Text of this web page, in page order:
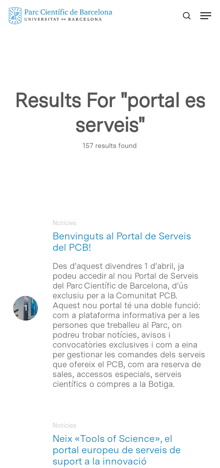
Skip
Results For "portal es
serveis"
157 results found
Benvinguts al Portal de Serveis
del PCB!
Notícies
Des d’aquest divendres 1 d’abril, ja
podeu accedir al nou Portal de Serveis
del Parc Científic de Barcelona, d’ús
exclusiu per a la Comunitat PCB.
Aquest nou portal té una doble funció:
com a plataforma informativa per a les
persones que treballeu al Parc, on
podreu trobar notícies, avisos i
convocatòries exclusives i com a eina
per gestionar les comandes dels serveis
que ofereix el PCB, com ara reserva de
sales, accessos especials, serveis
científics o compres a la Botiga.
Neix «Tools of Science», el
portal europeu de serveis de
suport a la innovació
Notícies